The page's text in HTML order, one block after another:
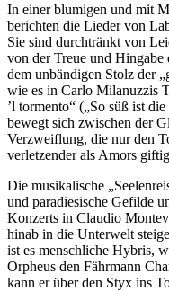
In einer blumigen und mit
berichten die Lieder von
Sie sind durchtränkt von
von der Treue und
dem unbändigen Stolz der
wie es in Carlo Milanuzzis
’l tormento“ („So süß ist
bewegt sich zwischen der
Verzweiflung, die nur den
verletzender als Amors
Die musikalische
und paradiesische Gefilde
Konzerts in Claudio
hinab in die Unterwelt
ist es menschliche Hybris,
Orpheus den Fährmann
kann er über den Styx ins